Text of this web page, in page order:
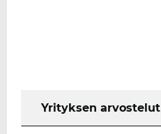
Yrityksen arvostelut